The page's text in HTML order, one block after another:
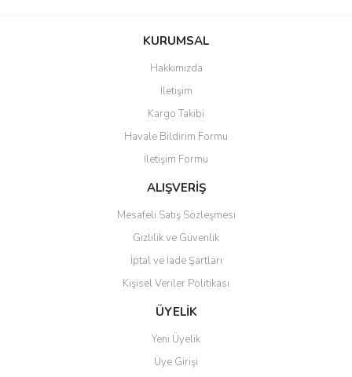
Bu ürüne ilk yorumu siz yapın!
Yorum Yaz
Ürün resmi kalitesiz, bozuk veya görüntülenemiyor.
Ürün açıklamasında eksik bilgiler bulunuyor.
Ürün bilgilerinde hatalar bulunuyor.
Ürün fiyatı diğer sitelerden daha pahalı.
Bu ürüne benzer farklı alternatifler olmalı.
Gönder
KURUMSAL
Hakkımızda
İletişim
Kargo Takibi
Havale Bildirim Formu
İletişim Formu
ALIŞVERİŞ
Mesafeli Satış Sözleşmesi
Gizlilik ve Güvenlik
İptal ve İade Şartları
Kişisel Veriler Politikası
ÜYELİK
Yeni Üyelik
Üye Girişi